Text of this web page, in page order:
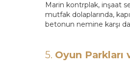
Marin kontrplak, inşaat
mutfak dolaplarında,
betonun nemine karşı
5. Oyun Parkları